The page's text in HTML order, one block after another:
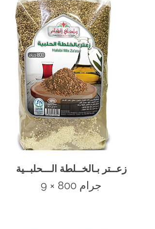
زعــتر بـالخــلطة الـــحلبــية
9 × 800 جرام